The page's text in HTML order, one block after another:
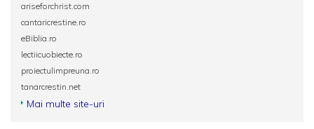
ariseforchrist.com
cantaricrestine.ro
eBiblia.ro
lectiicuobiecte.ro
proiectulimpreuna.ro
tanarcrestin.net
Mai multe site-uri